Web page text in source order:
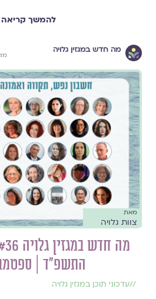
להמשך קריאה
מה חדש במגזין גלויה
מאת
צוות גלויה
התשפ״ד | ספטמבר
//עדכוני תוכן במגזין גלויה